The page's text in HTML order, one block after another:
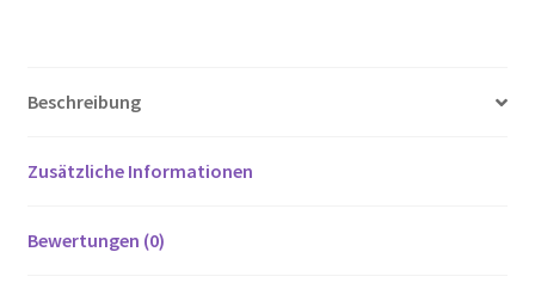
o
k
er
Beschreibung
Zusätzliche Informationen
Bewertungen (0)